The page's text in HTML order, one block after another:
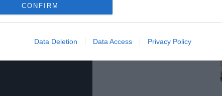
CONFIRM
Data Deletion Data Access Privacy Policy
έως 22/02/23